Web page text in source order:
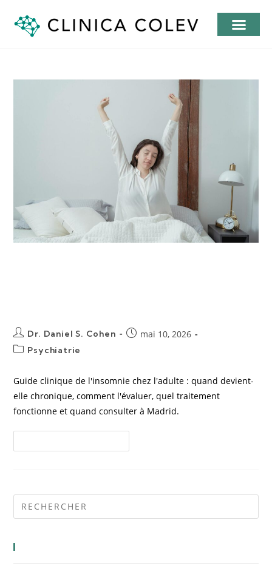
Dr. Daniel S. Cohen mai 10, 2026
Psychiatrie
Guide clinique de l'insomnie chez l'adulte : quand devient-
elle chronique, comment l'évaluer, quel traitement
fonctionne et quand consulter à Madrid.